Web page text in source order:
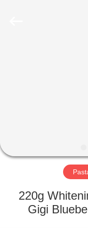
TENTANG
KAMI
TUR
PABRIK
220g
Gigi